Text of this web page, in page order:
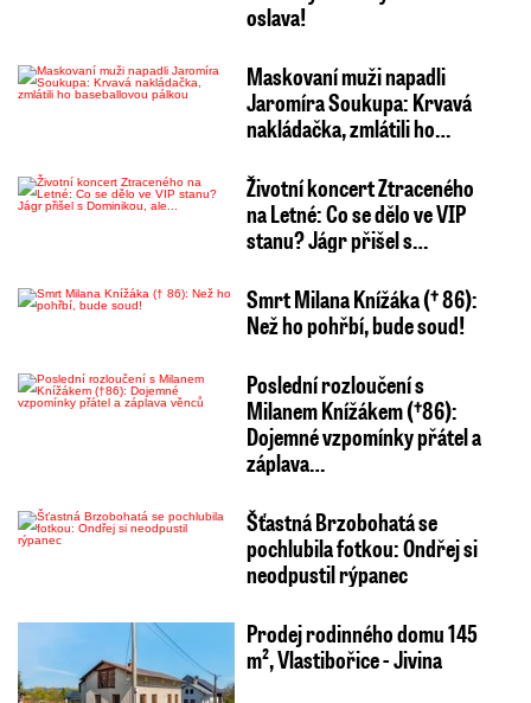
oslava!
Maskovaní muži napadli
Jaromíra Soukupa: Krvavá
nakládačka, zmlátili ho…
Životní koncert Ztraceného
na Letné: Co se dělo ve VIP
stanu? Jágr přišel s…
Smrt Milana Knížáka († 86):
Než ho pohřbí, bude soud!
Poslední rozloučení s
Milanem Knížákem (†86):
Dojemné vzpomínky přátel a
záplava…
Šťastná Brzobohatá se
pochlubila fotkou: Ondřej si
neodpustil rýpanec
Prodej rodinného domu 145
m², Vlastibořice - Jivina